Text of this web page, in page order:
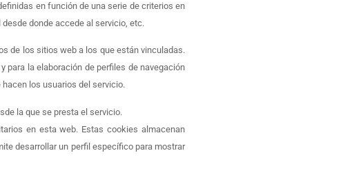
en función de una serie de criterios en
donde accede al servicio, etc.
de los sitios web a los que están vinculadas.
la elaboración de perfiles de navegación
los usuarios del servicio.
la que se presta el servicio.
en esta web. Estas cookies almacenan
desarrollar un perfil específico para mostrar